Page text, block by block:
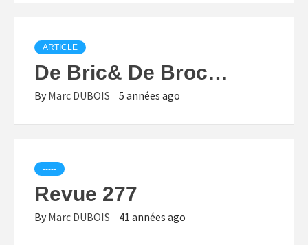
ARTICLE
De Bric& De Broc…
By Marc DUBOIS 5 années ago
-----
Revue 277
By Marc DUBOIS 41 années ago